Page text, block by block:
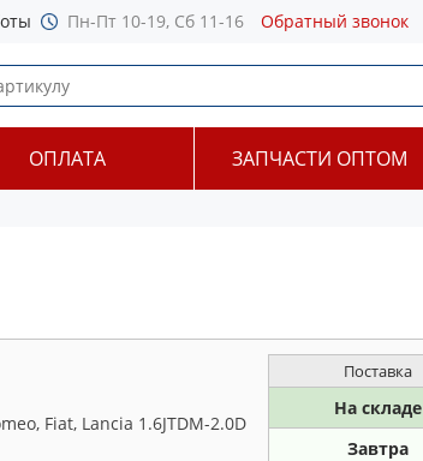
Пн-Пт 10-19, Сб 11-16 Обратный звонок
ОПЛАТА ЗАПЧАСТИ ОПТОМ
Fiat, Lancia 1.6JTDM-2.0D
Поставка
На складе
Завтра